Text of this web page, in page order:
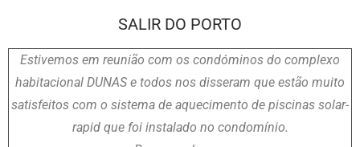
SALIR DO PORTO
Estivemos em reunião com os condóminos do complexo
habitacional DUNAS e todos nos disseram que estão muito
satisfeitos com o sistema de aquecimento de piscinas solar-
rapid que foi instalado no condomínio.